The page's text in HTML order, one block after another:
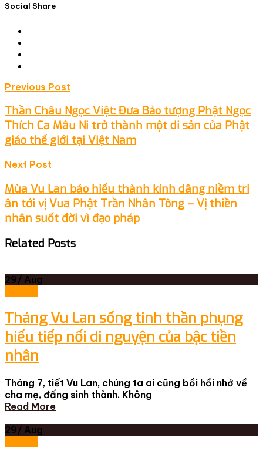
Social Share
Post
navigation
Previous Post
Thần Châu Ngọc Việt: Đưa Bảo tượng Phật Ngọc
Thích Ca Mâu Ni trở thành một di sản của Phật
giáo thế giới tại Việt Nam
Next Post
Mùa Vu Lan báo hiếu thành kính dâng niềm tri
ân tới vị Vua Phật Trần Nhân Tông – Vị thiền
nhân suốt đời vì đạo pháp
Related Posts
29/ Aug
Tháng Vu Lan sống tinh thần phụng
hiếu tiếp nối di nguyện của bậc tiền
nhân
Tháng 7, tiết Vu Lan, chúng ta ai cũng bồi hồi nhớ về
cha mẹ, đấng sinh thành. Không
Read More
29/ Aug